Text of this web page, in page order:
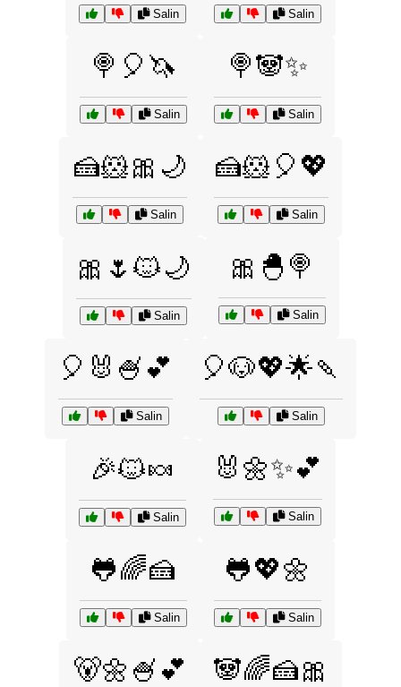
Salin Salin
🍭🎈🦄
Salin
🍭🐼✨
Salin
🍰🐹🎀🌙
Salin
🍰🐹🎈💖
Salin
🎀🌷🐱🌙
Salin
🎀🐣🍭
Salin
🎈🐰🍧💕
Salin
🎈🐶💖🌟🍡
Salin
🎉🐱🍬
Salin
🐰🌼✨💕
Salin
🐸🌈🍰
Salin
🐸💖🌼
Salin
🐻🌼🍧💕 🐼🌈🍰🎀